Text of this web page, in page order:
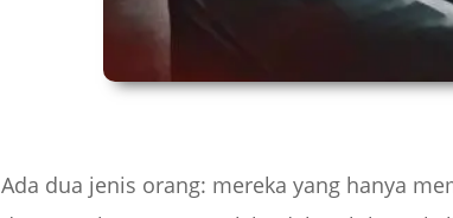
Ada dua jenis orang: mereka yang hanya